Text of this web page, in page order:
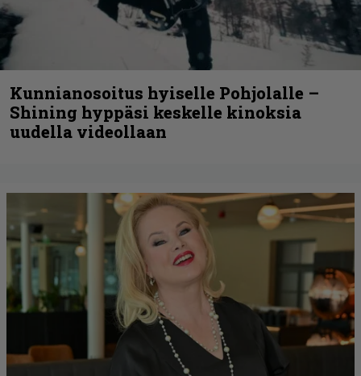
Kunnianosoitus hyiselle Pohjolalle –
Shining hyppäsi keskelle kinoksia
uudella videollaan